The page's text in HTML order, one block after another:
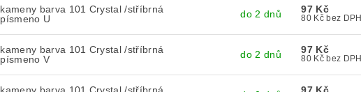
kameny barva 101 Crystal /stříbrná
písmeno U
do 2 dnů 97 Kč
80 Kč bez DPH
kameny barva 101 Crystal /stříbrná
písmeno V
do 2 dnů 97 Kč
80 Kč bez DPH